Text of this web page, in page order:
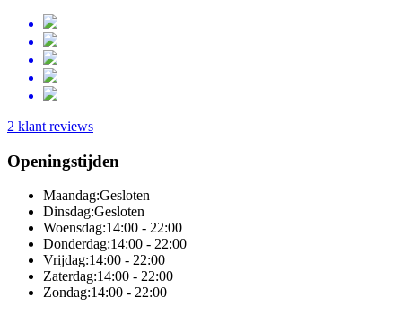
2 klant reviews
Openingstijden
Maandag:Gesloten
Dinsdag:Gesloten
Woensdag:14:00 - 22:00
Donderdag:14:00 - 22:00
Vrijdag:14:00 - 22:00
Zaterdag:14:00 - 22:00
Zondag:14:00 - 22:00